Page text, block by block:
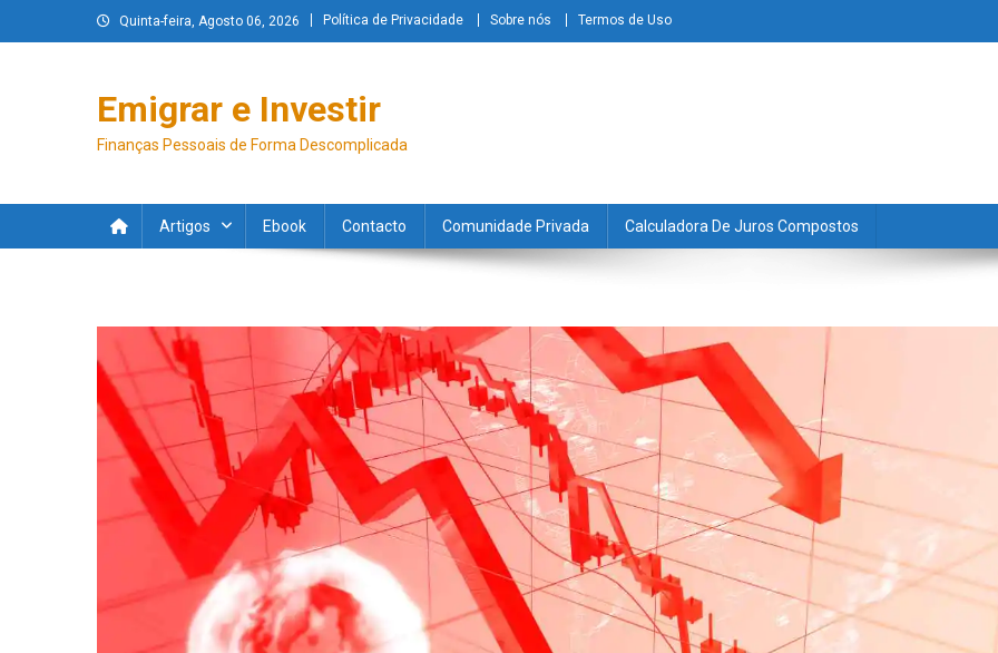
Quinta-feira, Agosto 06, 2026 Política de Privacidade Sobre nós Termos de Uso
Emigrar e Investir
Finanças Pessoais de Forma Descomplicada
Artigos Ebook Contacto Comunidade Privada Calculadora De Juros Compostos